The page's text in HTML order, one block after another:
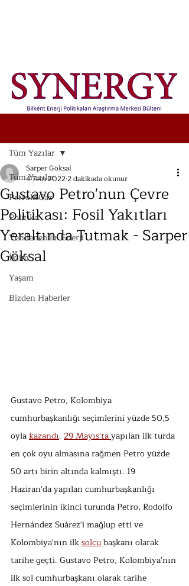
Tüm Yazılar
Petrol&Gaz
Politika
Yenilenebilir Enerji
İklim
Yaşam
Bizden Haberler
Tüm Yazılar
Gustavo Petro'nun Çevre
Politikası: Fosil Yakıtları
Yeraltında Tutmak - Sarper
Göksal
Sarper Göksal
4 Tem 20222 dakikada okunur
Gustavo Petro, Kolombiya
cumhurbaşkanlığı seçimlerini yüzde 50,5
oyla kazandı. 29 Mayıs'ta yapılan ilk turda
en çok oyu almasına rağmen Petro yüzde
50 artı birin altında kalmıştı. 19
Haziran'da yapılan cumhurbaşkanlığı
seçimlerinin ikinci turunda Petro, Rodolfo
Hernández Suárez'i mağlup etti ve
Kolombiya'nın ilk solcu başkanı olarak
tarihe geçti. Gustavo Petro, Kolombiya'nın
ilk sol cumhurbaşkanı olarak tarihe